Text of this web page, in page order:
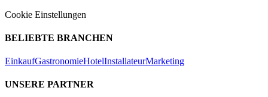
Cookie Einstellungen
BELIEBTE BRANCHEN
EinkaufGastronomieHotelInstallateurMarketing
UNSERE PARTNER